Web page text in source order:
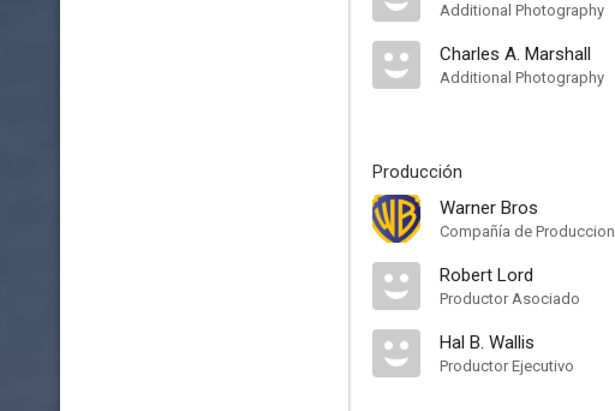
Additional Photography
Charles A. Marshall
Additional Photography
Producción
Warner Bros
Compañía de Produccion
Robert Lord
Productor Asociado
Hal B. Wallis
Productor Ejecutivo